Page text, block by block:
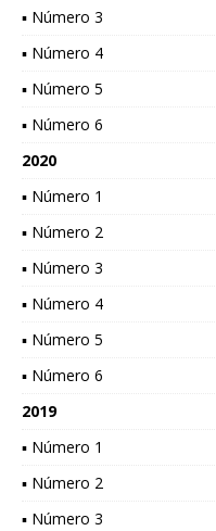
▪ Número 3
▪ Número 4
▪ Número 5
▪ Número 6
2020
▪ Número 1
▪ Número 2
▪ Número 3
▪ Número 4
▪ Número 5
▪ Número 6
2019
▪ Número 1
▪ Número 2
▪ Número 3